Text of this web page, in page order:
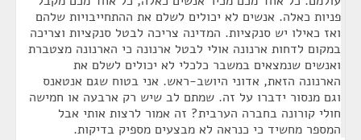
פניות כאלה. אנשים לא יכולים לשלם את ההתחייבויות שלהם
ואז כאילו יש סנקציות. המדינה צריכה לבטל סנקציות וצריכה
במקום לדחות ארנונה אולי לבטל ארנונה כי הארנונה מצטברת
ואנשים שנמצאים במשבר כלכלי לא יכולים לשלם את
הארנונה הזאת, אדוני היושב-ראש. אני בטוח שגם אנטאנס
וגם מנסור ידברו על זה. שמתם לב שיש רק ארבעה או חמישה
חולי קורונה בחברה הערבית? זה אמור לרצות אותי אבל
המספר מחשיד כי כנראה לא מבצעים מספיק בדיקות.